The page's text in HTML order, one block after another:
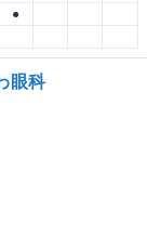
●
眼科